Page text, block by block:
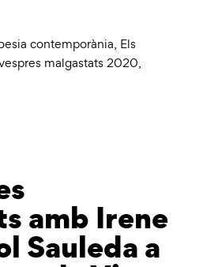
contemporània, Els
malgastats 2020,
amb Irene
Sauleda a